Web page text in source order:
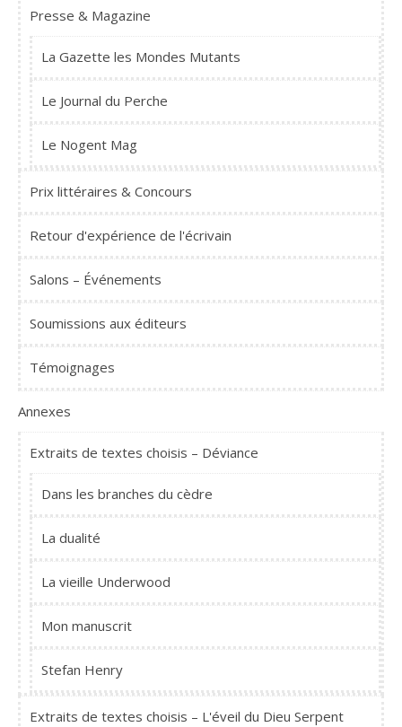
Presse & Magazine
La Gazette les Mondes Mutants
Le Journal du Perche
Le Nogent Mag
Prix littéraires & Concours
Retour d'expérience de l'écrivain
Salons – Événements
Soumissions aux éditeurs
Témoignages
Annexes
Extraits de textes choisis – Déviance
Dans les branches du cèdre
La dualité
La vieille Underwood
Mon manuscrit
Stefan Henry
Extraits de textes choisis – L'éveil du Dieu Serpent